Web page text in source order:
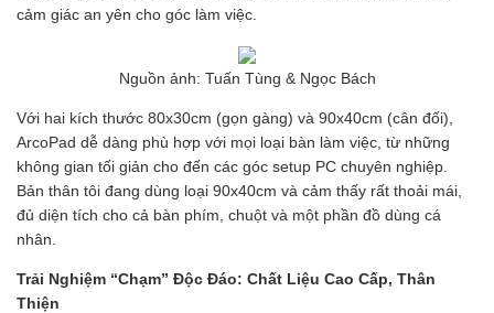
cảm giác an yên cho góc làm việc.
Nguồn ảnh: Tuấn Tùng & Ngọc Bách
Với hai kích thước 80x30cm (gọn gàng) và 90x40cm (cân đối),
ArcoPad dễ dàng phù hợp với mọi loại bàn làm việc, từ những
không gian tối giản cho đến các góc setup PC chuyên nghiệp.
Bản thân tôi đang dùng loại 90x40cm và cảm thấy rất thoải mái,
đủ diện tích cho cả bàn phím, chuột và một phần đồ dùng cá
nhân.
Trải Nghiệm “Chạm” Độc Đáo: Chất Liệu Cao Cấp, Thân
Thiện